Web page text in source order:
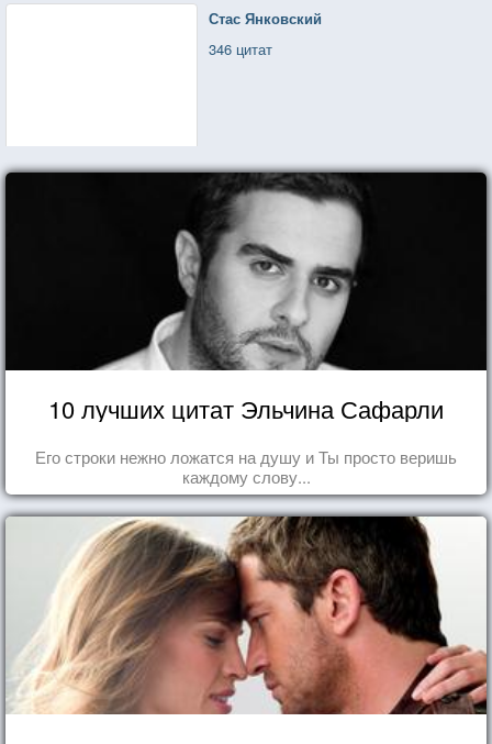
Стас Янковский
346 цитат
10 лучших цитат Эльчина Сафарли
Его строки нежно ложатся на душу и Ты просто веришь
каждому слову...